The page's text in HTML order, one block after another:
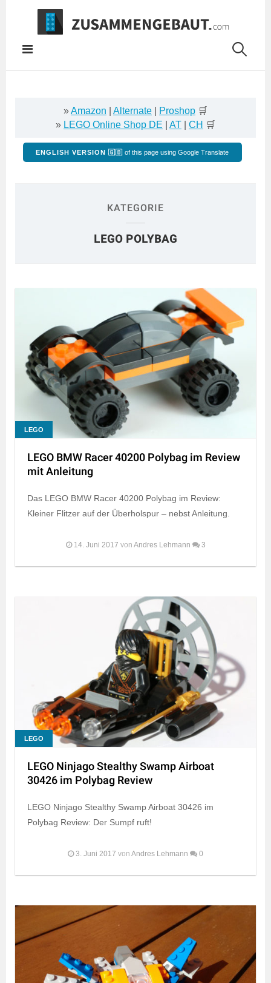
Springe
Inhalt
»Amazon Alternate Proshop 🛒
» LEGO Online Shop DE AT CH 🛒
ENGLISH VERSION 🇬🇧 of this page using Google Translate
KATEGORIE
LEGO POLYBAG
LEGO
LEGO BMW Racer 40200 Polybag im Review
mit Anleitung
Das LEGO BMW Racer 40200 Polybag im Review:
Kleiner Flitzer auf der Überholspur – nebst Anleitung.
14. Juni 2017 von Andres Lehmann 3
LEGO
LEGO Ninjago Stealthy Swamp Airboat
30426 im Polybag Review
LEGO Ninjago Stealthy Swamp Airboat 30426 im
Polybag Review: Der Sumpf ruft!
3. Juni 2017 von Andres Lehmann 0